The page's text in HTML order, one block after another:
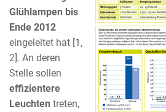
Glühlampen bis
Ende 2012
eingeleitet hat [1,
2]. An deren
Stelle sollen
effizientere
Leuchten treten,